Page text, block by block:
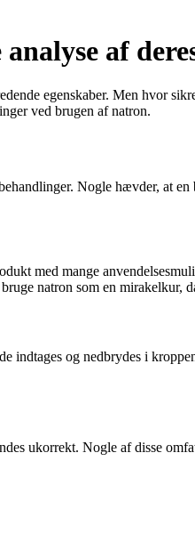
af
egenskaber. Men hvor
ved brugen af natron.
Nogle hævder, at
med mange
natron som en mirakelkur,
indtages og nedbrydes i
ukorrekt. Nogle af disse